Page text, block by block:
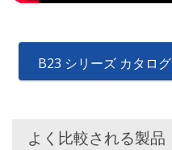
B23 シリーズ カタログ
よく比較される製品